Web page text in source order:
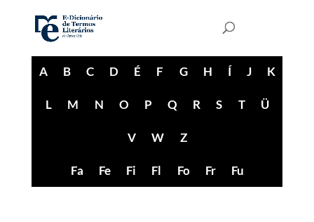
A B C D É F G H Í J K
L M N O P Q R S T Ü
V W Z
Fa Fe Fi Fl Fo Fr Fu